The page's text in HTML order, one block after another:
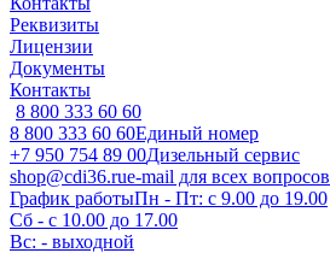
Реквизиты
Лицензии
Документы
Контакты
8 800 333 60 60
8 800 333 60 60Единый номер
+7 950 754 89 00Дизельный сервис
shop@cdi36.rue-mail для всех вопросов
График работыПн - Пт: с 9.00 до 19.00
Сб - с 10.00 до 17.00
Вс: - выходной